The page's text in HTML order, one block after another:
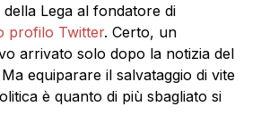
Lega al fondatore di
profilo Twitter. Certo, un
arrivato solo dopo la notizia del
equiparare il salvataggio di vite
è quanto di più sbagliato si